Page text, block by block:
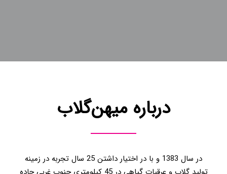
درباره میهن‌گلاب
در سال 1383 و با در اختیار داشتن 25 سال تجربه در زمینه